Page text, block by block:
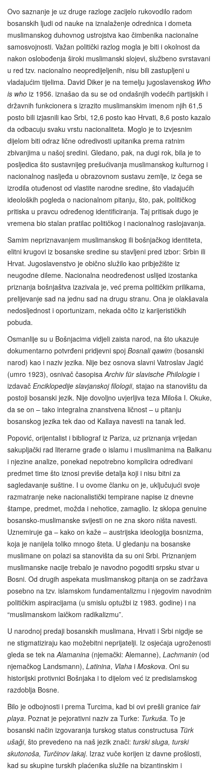
Ovo saznanje je uz druge razloge zacijelo rukovodilo radom
bosanskih ljudi od nauke na iznalaženje odrednica i dometa
muslimanskog duhovnog ustrojstva kao čimbenika nacionalne
samosvojnosti. Važan politički razlog mogla je biti i okolnost da
nakon oslobođenja široki muslimanski slojevi, službeno svrstavani
u red tzv. nacionalno neopredijeljenih, nisu bili zastupljeni u
vladajućim tijelima. David Diker je na temelju jugoslavenskog Who
is who iz 1956. iznašao da su se od ondašnjih vodećih partijskih i
državnih funkcionera s izrazito muslimanskim imenom njih 61,5
posto bili izjasnili kao Srbi, 12,6 posto kao Hrvati, 8,6 posto kazalo
da odbacuju svaku vrstu nacionaliteta. Moglo je to izvjesnim
dijelom biti odraz lične odredivosti upitanika prema ratnim
zbivanjima u našoj sredini. Gledano, pak, na dugi rok, bila je to
posljedica što sustavnijeg prešućivanja muslimanskog kulturnog i
nacionalnog nasljeđa u obrazovnom sustavu zemlje, iz čega se
izrodila otuđenost od vlastite narodne sredine, što vladajućih
ideoloških pogleda o nacionalnom pitanju, što, pak, političkog
pritiska u pravcu određenog identificiranja. Taj pritisak dugo je
vremena bio stalan pratilac političkog i nacionalnog raslojavanja.
Samim nepriznavanjem muslimanskog ili bošnjačkog identiteta,
elitni krugovi iz bosanske sredine su stavljeni pred izbor: Srbin ili
Hrvat. Jugoslavenstvo je obično služilo kao pribježište iz
neugodne dileme. Nacionalna neodređenost uslijed izostanka
priznanja bošnjaštva izazivala je, već prema političkim prilikama,
prelijevanje sad na jednu sad na drugu stranu. Ona je olakšavala
nedosljednost i oportunizam, nekada očito iz karijerističkih
pobuda.
Osmanlije su u Bošnjacima vidjeli zaista narod, na što ukazuje
dokumentarno potvrđeni pridjevni spoj Bosnali qawim (bosanski
narod) kao i naziv jezika. Nije bez osnova slavni Vatroslav Jagić
(umro 1923), osnivač časopisa Archiv für slavische Philologie i
izdavač Enciklopedije slavjanskoj filologii, stajao na stanovištu da
postoji bosanski jezik. Nije dovoljno uvjerljiva teza Miloša I. Okuke,
da se on – tako integralna znanstvena ličnost – u pitanju
bosanskog jezika tek dao od Kallaya navesti na tanak led.
Popović, orijentalist i bibliograf iz Pariza, uz priznanja vrijedan
sakupljački rad literarne građe o islamu i muslimanima na Balkanu
i njezine analize, ponekad nepotrebno komplicira određivani
predmet time što iznosi previše detalja koji i nisu bitni za
sagledavanje suštine. I u ovome članku on je, uključujući svoje
razmatranje neke nacionalistički tempirane napise iz dnevne
štampe, predmet, možda i nehotice, zamaglio. Iz sklopa genuine
bosansko-muslimanske svijesti on ne zna skoro ništa navesti.
Uznemiruje ga – kako on kaže – austrijska ideologija bosnizma,
koja je nanijela toliko mnogo šteta. U gledanju na bosanske
muslimane on polazi sa stanovišta da su oni Srbi. Priznanjem
muslimanske nacije trebalo je navodno pogoditi srpsku stvar u
Bosni. Od drugih aspekata muslimanskog pitanja on se zadržava
posebno na tzv. islamskom fundamentalizmu i njegovim navodnim
političkim aspiracijama (u smislu optužbi iz 1983. godine) i na
“muslimanskom laičkom radikalizmu”.
U narodnoj predaji bosanskih muslimana, Hrvati i Srbi nigdje se
ne stigmatiziraju kao možebitni neprijatelji. Iz osjećaja ugroženosti
gleda se tek na Alamanina (njemački: Alemanne), Lachmanin (od
njemačkog Landsmann), Latinina, Vlaha i Moskova. Oni su
historijski protivnici Bošnjaka i to dijelom već iz predislamskog
razdoblja Bosne.
Bilo je odbojnosti i prema Turcima, kad bi ovi prešli granice fair
playa. Poznat je pejorativni naziv za Turke: Turkuša. To je
bosanski način izgovaranja turskog status constructusa Türk
ušaği, što prevedeno na naš jezik znači: turski sluga, turski
skutonoša, Turčinov lakaj. Izraz vuče korijen iz davne prošlosti,
kad su skupine turskih plaćenika služile na bizantinskim i